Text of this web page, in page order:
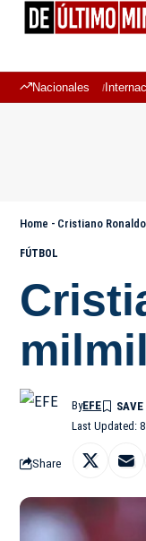
Nacionales
Home - Cristiano
FÚTBOL
Last Updated: 8
ByEFE
Share